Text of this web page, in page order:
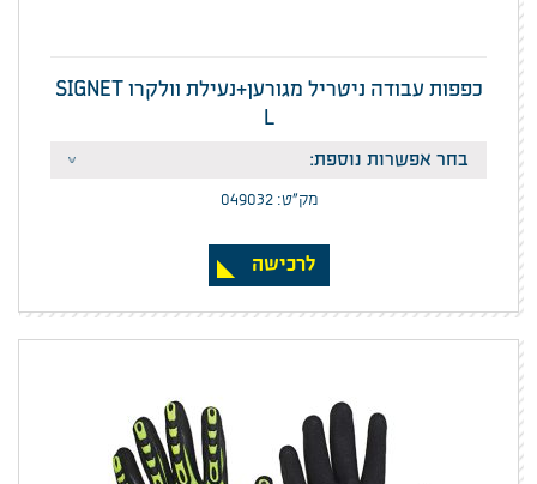
כפפות עבודה ניטריל מגורען+נעילת וולקרו SIGNET
L
מק”ט: 049032
לרכישה